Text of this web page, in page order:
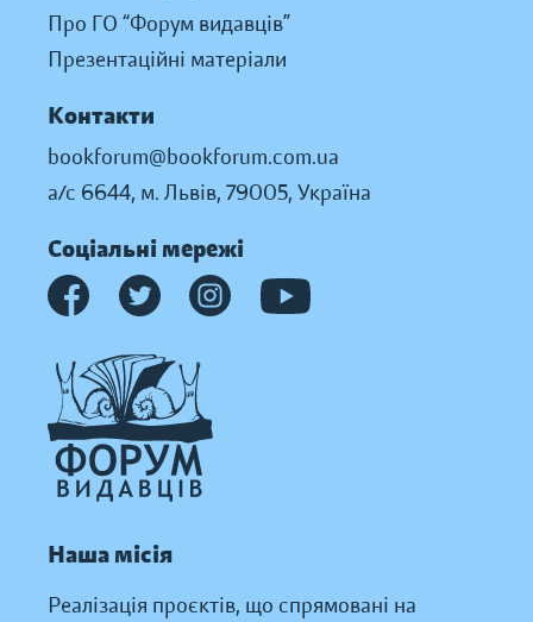
Про ГО “Форум видавців”
Презентаційні матеріали
Контакти
bookforum@bookforum.com.ua
а/с 6644, м. Львів, 79005, Україна
Соціальні мережі
Наша місія
Реалізація проєктів, що спрямовані на